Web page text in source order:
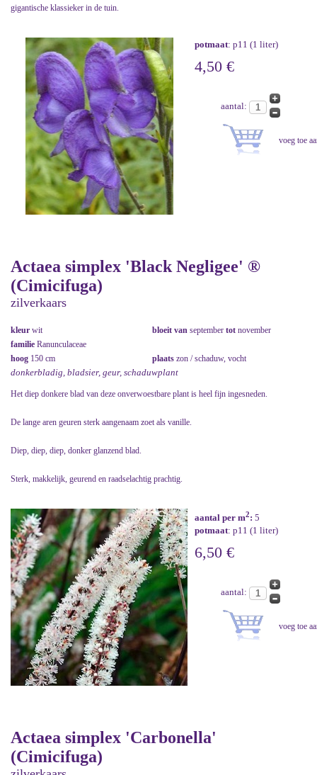
gigantische klassieker in de tuin.
potmaat: p11 (1 liter)
4,50 €
aantal:
Actaea simplex 'Black Negligee' ®
(Cimicifuga)
zilverkaars
kleur wit bloeit van september tot november
familie Ranunculaceae
hoog 150 cm plaats zon / schaduw, vocht
donkerbladig, bladsier, geur, schaduwplant
Het diep donkere blad van deze onverwoestbare plant is heel fijn ingesneden.
De lange aren geuren sterk aangenaam zoet als vanille.
Diep, diep, diep, donker glanzend blad.
Sterk, makkelijk, geurend en raadselachtig prachtig.
aantal per m2: 5
potmaat: p11 (1 liter)
6,50 €
aantal:
Actaea simplex 'Carbonella'
(Cimicifuga)